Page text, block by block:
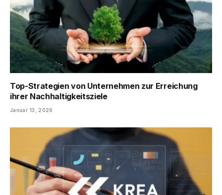
Top-Strategien von Unternehmen zur Erreichung
ihrer Nachhaltigkeitsziele
Januar 13, 2026